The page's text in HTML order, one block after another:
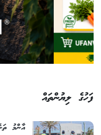
ފަހުގެ ލިޔުންތައް
އާންމު